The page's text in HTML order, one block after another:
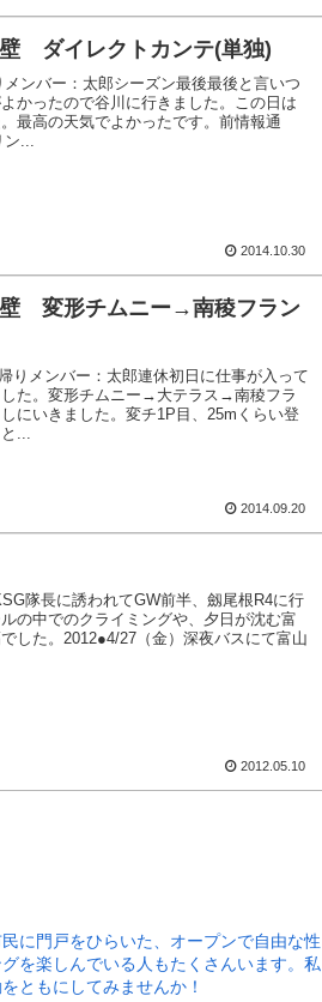
ダイレクトカンテ(単独)
ンバー：太郎シーズン最後最後と言いつ
かったので谷川に行きました。この日は
最高の天気でよかったです。前情報通
ン...
2014.10.30
変形チムニー→南稜フラン
りメンバー：太郎連休初日に仕事が入って
た。変形チムニー→大テラス→南稜フラ
にいきました。変チ1P目、25mくらい登
...
2014.09.20
隊長に誘われてGW前半、劔尾根R4に行
の中でのクライミングや、夕日が沈む富
した。2012●4/27（金）深夜バスにて富山
2012.05.10
に門戸をひらいた、オープンで自由な性
を楽しんでいる人もたくさんいます。私
ともにしてみませんか！